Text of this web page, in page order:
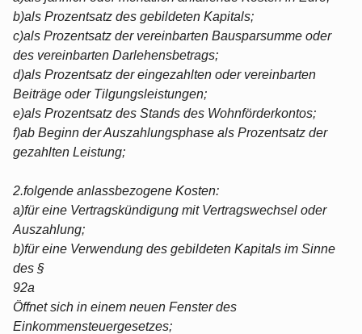
b)als Prozentsatz des gebildeten Kapitals;
c)als Prozentsatz der vereinbarten Bausparsumme oder
des vereinbarten Darlehensbetrags;
d)als Prozentsatz der eingezahlten oder vereinbarten
Beiträge oder Tilgungsleistungen;
e)als Prozentsatz des Stands des Wohnförderkontos;
f)ab Beginn der Auszahlungsphase als Prozentsatz der
gezahlten Leistung;
2.folgende anlassbezogene Kosten:
a)für eine Vertragskündigung mit Vertragswechsel oder
Auszahlung;
b)für eine Verwendung des gebildeten Kapitals im Sinne
des §
92a
Öffnet sich in einem neuen Fenster des
Einkommensteuergesetzes;